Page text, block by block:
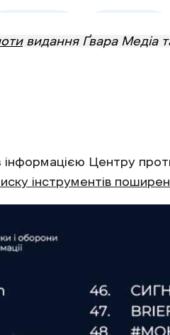
видання Ґвара Медіа
Центру
інструментів